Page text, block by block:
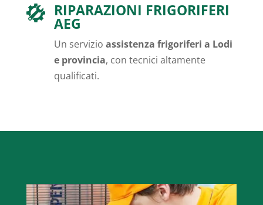
RIPARAZIONI FRIGORIFERI
AEG
Un servizio assistenza frigoriferi a Lodi
e provincia, con tecnici altamente
qualificati.